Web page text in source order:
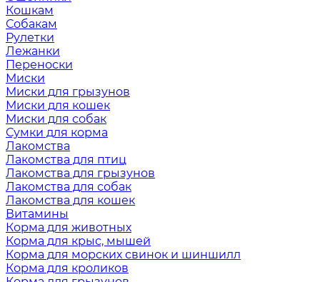
Кошкам
Собакам
Рулетки
Лежанки
Переноски
Миски
Миски для грызунов
Миски для кошек
Миски для собак
Сумки для корма
Лакомства
Лакомства для птиц
Лакомства для грызунов
Лакомства для собак
Лакомства для кошек
Витамины
Корма для животных
Корма для крыс, мышей
Корма для морских свинок и шиншилл
Корма для кроликов